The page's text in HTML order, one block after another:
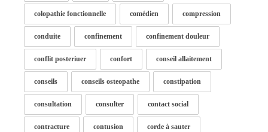
colopathie fonctionnelle comédien compression
conduite confinement confinement douleur
conflit posteriuer confort conseil allaitement
conseils conseils osteopathe constipation
consultation consulter contact social
contracture contusion corde à sauter